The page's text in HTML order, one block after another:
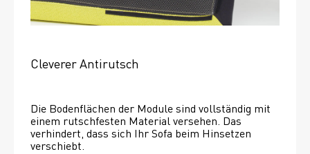
Cleverer Antirutsch
Die Bodenflächen der Module sind vollständig mit
einem rutschfesten Material versehen. Das
verhindert, dass sich Ihr Sofa beim Hinsetzen
verschiebt.